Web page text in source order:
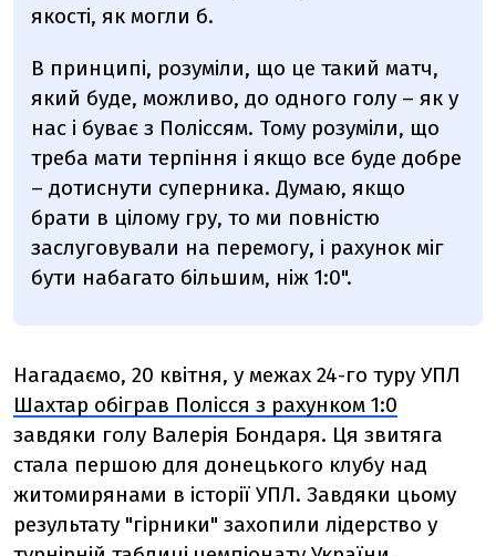
якості, як могли б.
В принципі, розуміли, що це такий матч,
який буде, можливо, до одного голу – як у
нас і буває з Поліссям. Тому розуміли, що
треба мати терпіння і якщо все буде добре
– дотиснути суперника. Думаю, якщо
брати в цілому гру, то ми повністю
заслуговували на перемогу, і рахунок міг
бути набагато більшим, ніж 1:0".
Нагадаємо, 20 квітня, у межах 24-го туру УПЛ
Шахтар обіграв Полісся з рахунком 1:0
завдяки голу Валерія Бондаря. Ця звитяга
стала першою для донецького клубу над
житомирянами в історії УПЛ. Завдяки цьому
результату "гірники" захопили лідерство у